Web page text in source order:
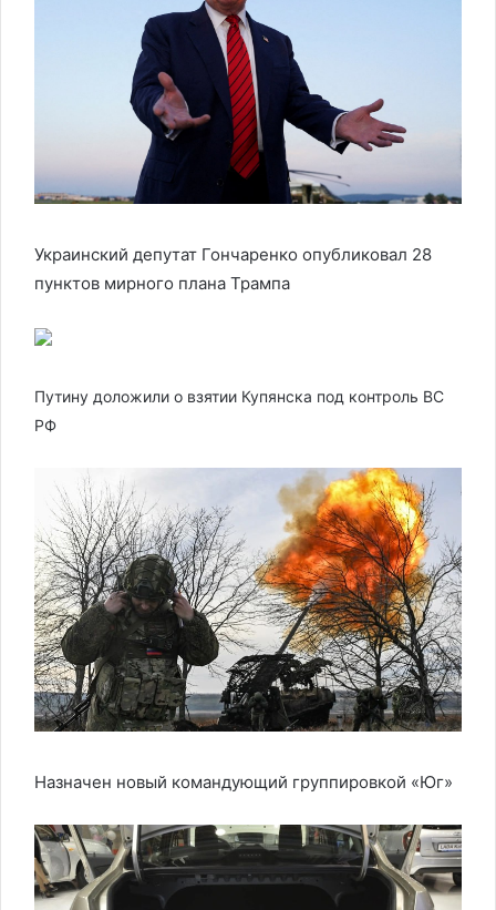
Украинский депутат Гончаренко опубликовал 28
пунктов мирного плана Трампа
Путину доложили о взятии Купянска под контроль ВС
РФ
Назначен новый командующий группировкой «Юг»